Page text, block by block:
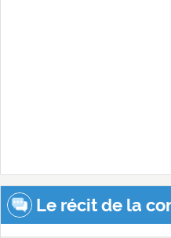
Le récit de la